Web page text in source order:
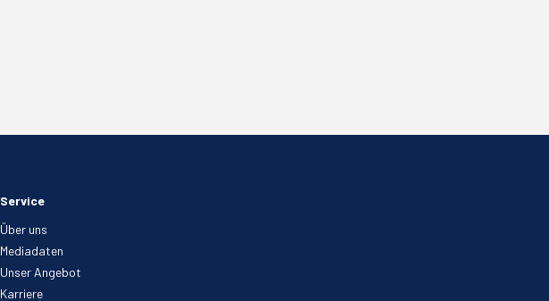
Service
Über uns
Mediadaten
Unser Angebot
Karriere